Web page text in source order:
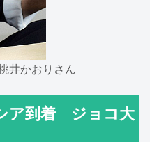
井かおりさん
ア到着 ジョコ大